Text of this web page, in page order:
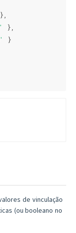
},
},
}
de vinculação
(ou booleano no